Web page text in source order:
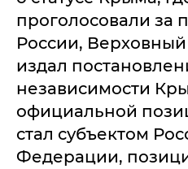
проголосовали за
России,
издал
независимости
официальной
стал субъектом
Федерации,